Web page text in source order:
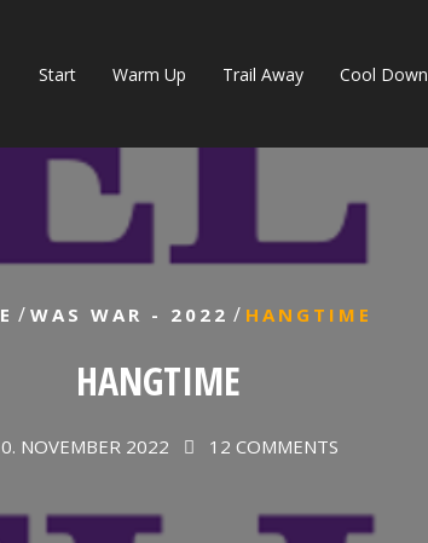
Start Warm Up Trail Away Cool Down
/ WAS WAR - 2022 / HANGTIME
HANGTIME
NOVEMBER 2022 12 COMMENTS